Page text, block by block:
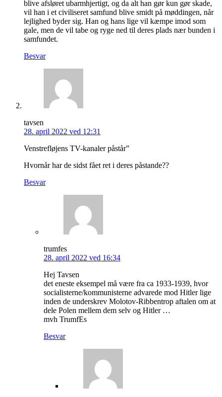
blive afsløret ubarmhjertigt, og da alt han gør kun gør skade,
vil han i et civiliseret samfund blive smidt på møddingen, når
lejlighed byder sig. Han og hans lige vil kæmpe imod som
gale, men de vil tabe og ryge ned til deres plads nær bunden i
samfundet.
Besvar
tavsen
28. april 2022 ved 12:31
Venstrefløjens TV-kanaler påstår”
Hvornår har de sidst fået ret i deres påstande??
Besvar
trumfes
28. april 2022 ved 16:34
Hej Tavsen
det eneste eksempel må være fra ca 1933-1939, hvor
socialisterne/kommunisterne advarede mod Hitler lige
inden de underskrev Molotov-Ribbentrop aftalen om at
dele Polen mellem dem selv og Hitler …
mvh TrumfEs
Besvar